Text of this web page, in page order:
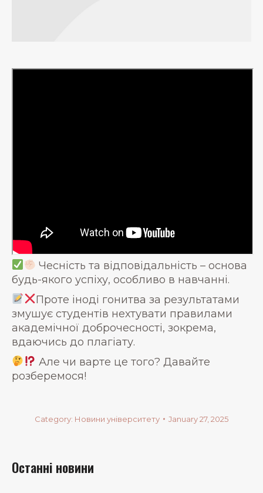
Чесність та відповідальність – основа
будь-якого успіху, особливо в навчанні.
Проте іноді гонитва за результатами
змушує студентів нехтувати правилами
академічної доброчесності, зокрема,
вдаючись до плагіату.
Але чи варте це того? Давайте
розберемося!
Category: Новини університету January 27, 2025
Останні новини